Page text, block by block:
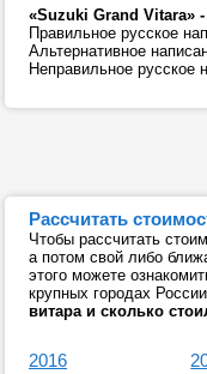
«Suzuki Grand Vitara»
Правильное русское
Альтернативное
Неправильное русское
Рассчитать
Чтобы рассчитать
а потом свой либо
этого можете
крупных городах
витара и сколько
2016